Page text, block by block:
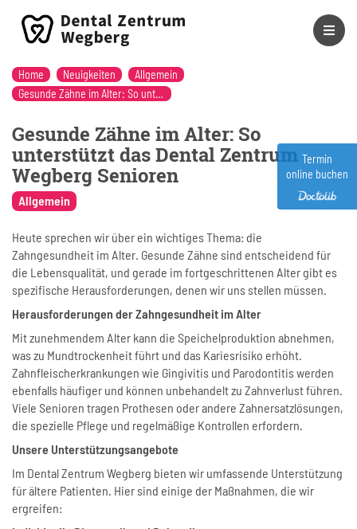
Home Neuigkeiten
Allgemein
Gesunde Zähne im Alter: So unterstützt das Dental Zentrum Wegberg Senioren
Gesunde Zähne im Alter: So
unterstützt das Dental Zentrum
Wegberg Senioren
Allgemein
Heute sprechen wir über ein wichtiges Thema: die
Zahngesundheit im Alter. Gesunde Zähne sind entscheidend für
die Lebensqualität, und gerade im fortgeschrittenen Alter gibt es
spezifische Herausforderungen, denen wir uns stellen müssen.
Herausforderungen der Zahngesundheit im Alter
Mit zunehmendem Alter kann die Speichelproduktion abnehmen,
was zu Mundtrockenheit führt und das Kariesrisiko erhöht.
Zahnfleischerkrankungen wie Gingivitis und Parodontitis werden
ebenfalls häufiger und können unbehandelt zu Zahnverlust führen.
Viele Senioren tragen Prothesen oder andere Zahnersatzlösungen,
die spezielle Pflege und regelmäßige Kontrollen erfordern.
Unsere Unterstützungsangebote
Im Dental Zentrum Wegberg bieten wir umfassende Unterstützung
für ältere Patienten. Hier sind einige der Maßnahmen, die wir
ergreifen:
Termin
online buchen